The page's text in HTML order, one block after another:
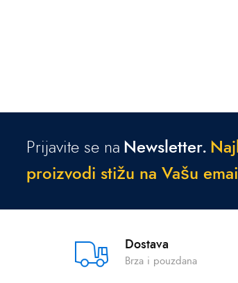
Prijavite se na Newsletter. Naj
proizvod i stižu na Vašu emai
Dostava
Brza i pouzdana